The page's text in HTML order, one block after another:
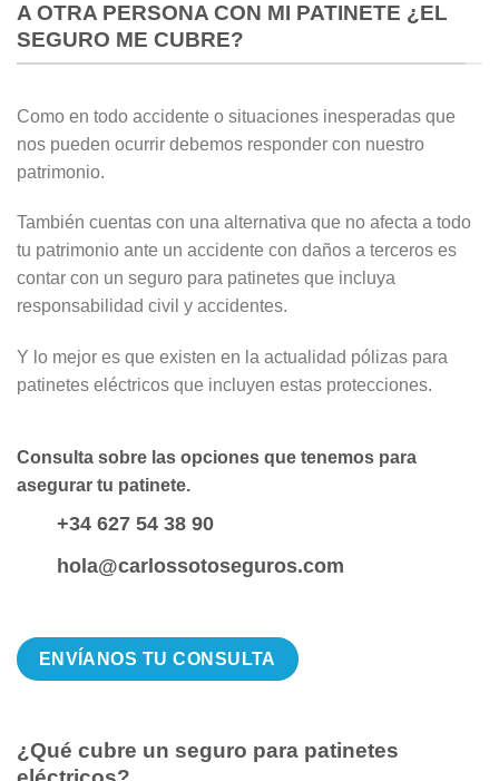
A OTRA PERSONA CON MI PATINETE ¿EL
SEGURO ME CUBRE?
Como en todo accidente o situaciones inesperadas que
nos pueden ocurrir debemos responder con nuestro
patrimonio.
También cuentas con una alternativa que no afecta a todo
tu patrimonio ante un accidente con daños a terceros es
contar con un seguro para patinetes que incluya
responsabilidad civil y accidentes.
Y lo mejor es que existen en la actualidad pólizas para
patinetes eléctricos que incluyen estas protecciones.
Consulta sobre las opciones que tenemos para
asegurar tu patinete.
+34 627 54 38 90
hola@carlossotoseguros.com
ENVÍANOS TU CONSULTA
¿Qué cubre un seguro para patinetes